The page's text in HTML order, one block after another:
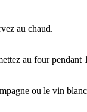
au chaud.
au four
ou le vin